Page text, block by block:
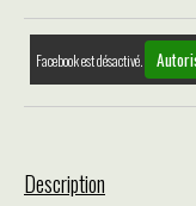
Facebook est désactivé.
Description